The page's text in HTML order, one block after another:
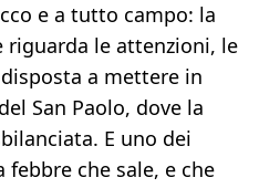
e a tutto campo: la
riguarda le attenzioni, le
a mettere in
San Paolo, dove la
E uno dei
che sale, e che